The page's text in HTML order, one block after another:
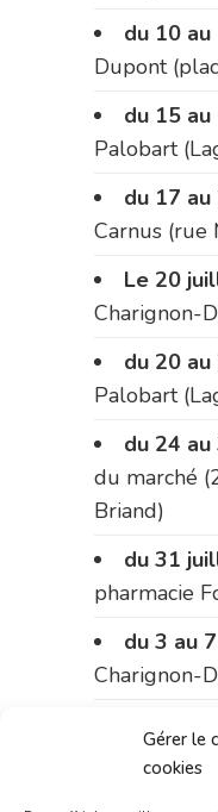
Gérer le
cookies
du 10
Dupont
du 15
Palobart
du 17
Carnus (rue
Le 20
Charignon-
du 20
Palobart
du 24
du marché
Briand)
du 31
pharmacie
du 3 au
Charignon-
du 7 au
du 15